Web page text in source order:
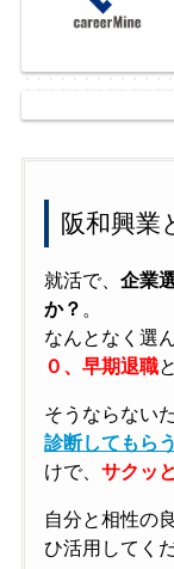
阪和興業
就活で、 企業
か？ 。
なんとなく選
０、早期退職
そうならない
診断してもらう
けで、 サクッ
自分と相性の
ひ活用してく